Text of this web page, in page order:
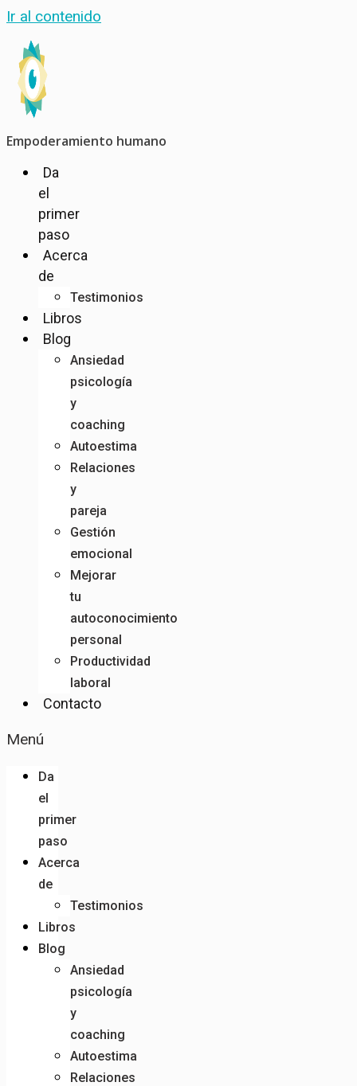
Ir al contenido
Empoderamiento humano
Da
el
primer
paso
Acerca
de
Testimonios
Libros
Blog
Ansiedad
psicología
y
coaching
Autoestima
Relaciones
y
pareja
Gestión
emocional
Mejorar
tu
autoconocimiento
personal
Productividad
laboral
Contacto
Menú
Da
el
primer
paso
Acerca
de
Testimonios
Libros
Blog
Ansiedad
psicología
y
coaching
Autoestima
Relaciones